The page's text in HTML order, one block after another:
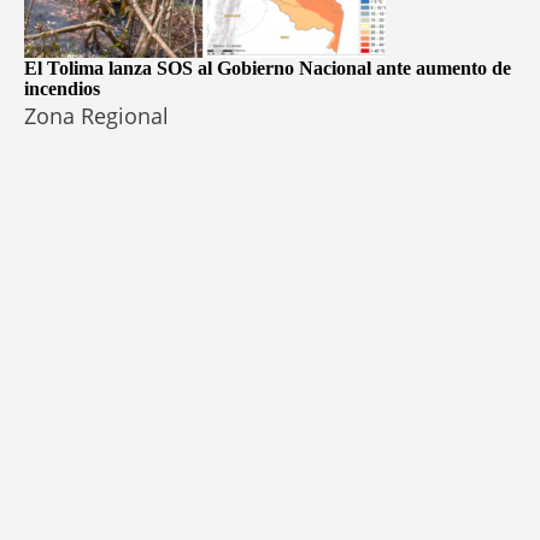
El Tolima lanza SOS al Gobierno Nacional ante aumento de
incendios
Zona Regional